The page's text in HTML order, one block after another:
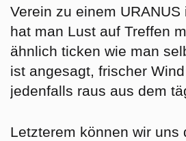
Verein zu einem
hat man Lust auf Treffen
ähnlich ticken wie man
ist angesagt, frischer
jedenfalls raus aus dem
Letzterem können wir uns